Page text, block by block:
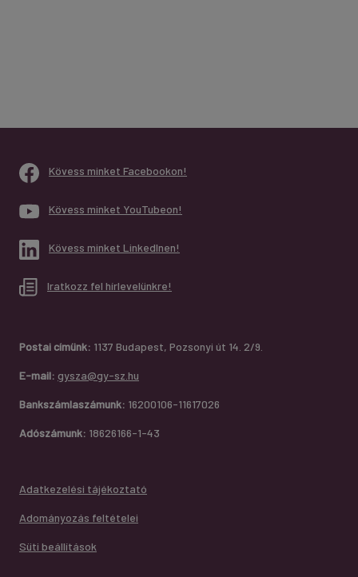
Kövess minket Facebookon!
Kövess minket YouTubeon!
Kövess minket LinkedInen!
Iratkozz fel hírlevelünkre!
Postai címünk: 1137 Budapest, Pozsonyi út 14. 2/9.
E-mail: gysza@gy-sz.hu
Bankszámlaszámunk: 16200106-11617026
Adószámunk: 18626166-1-43
Adatkezelési tájékoztató
Adományozás feltételei
Süti beállítások